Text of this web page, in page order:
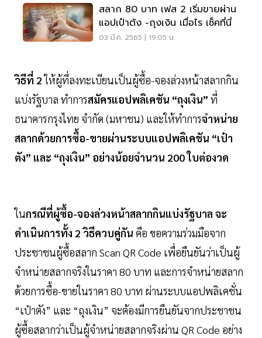
สลาก 80 บาท เฟส 2 เริ่มขายผ่าน
แอปเป๋าตัง -ถุงเงิน เมื่อไร เช็คที่นี่
03 มี.ค. 2565 | 19:05 น.
วิธีที่ 2ให้ผู้ที่ลงทะเบียนเป็นผู้ซื้อ-จองล่วงหน้าสลากกิน
แบ่งรัฐบาล ทำการสมัครแอปพลิเคชัน “ถุงเงิน” ที่
ธนาคารกรุงไทย จำกัด (มหาชน) และให้ทำการจำหน่าย
สลากด้วยการซื้อ-ขายผ่านระบบแอปพลิเคชัน “เป๋า
ตัง” และ “ถุงเงิน” อย่างน้อยจำนวน 200 ใบต่องวด
ในกรณีที่ผู้ซื้อ-จองล่วงหน้าสลากกินแบ่งรัฐบาล จะ
ดำเนินการทั้ง 2 วิธีควบคู่กัน คือ ขอความร่วมมือจาก
ประชาชนผู้ซื้อสลาก Scan QR Code เพื่อยืนยันว่าเป็นผู้
จำหน่ายสลากจริงในราคา 80 บาท และการจำหน่ายสลาก
ด้วยการซื้อ-ขายในราคา 80 บาท ผ่านระบบแอปพลิเคชั่น
“เป๋าตัง” และ “ถุงเงิน” จะต้องมีการยืนยันจากประชาชน
ผู้ซื้อสลากว่าเป็นผู้จำหน่ายสลากจริงผ่าน QR Code อย่าง